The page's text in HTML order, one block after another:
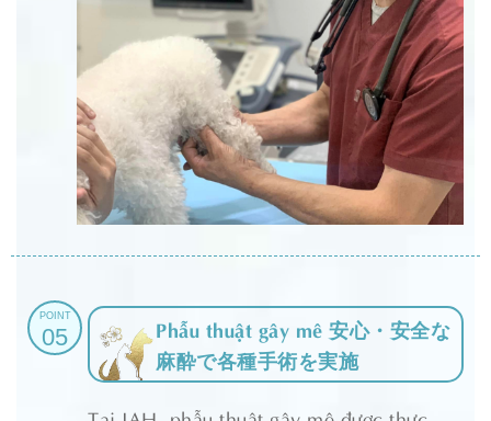
POINT
05
Phẫu thuật gây mê 安心・安全な
麻酔で各種手術を実施